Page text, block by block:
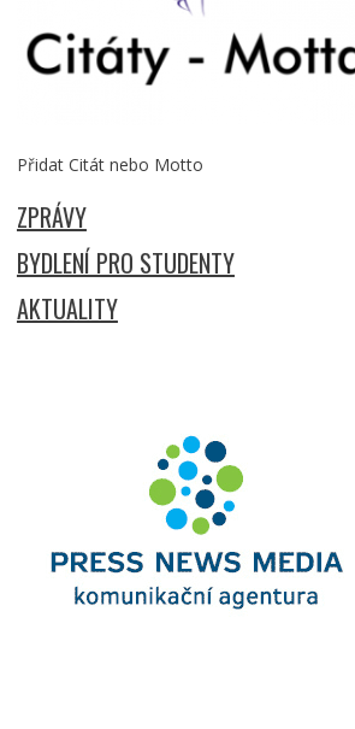
Přidat Citát nebo Motto
ZPRÁVY
BYDLENÍ PRO STUDENTY
AKTUALITY